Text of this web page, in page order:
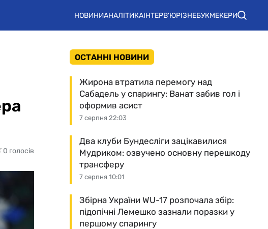
НОВИНИАНАЛІТИКАІНТЕРВ'ЮРІЗНЕБУКМЕКЕРИ
0 голосів
ОСТАННІ НОВИНИ
7 серпня 22:03
Жирона втратила перемогу над
Сабадель у спарингу: Ванат забив гол і
оформив асист
7 серпня 10:01
Два клуби Бундесліги зацікавилися
Мудриком: озвучено основну перешкоду
трансферу
Збірна України WU-17 розпочала збір:
підопічні Лемешко зазнали поразки у
першому спарингу